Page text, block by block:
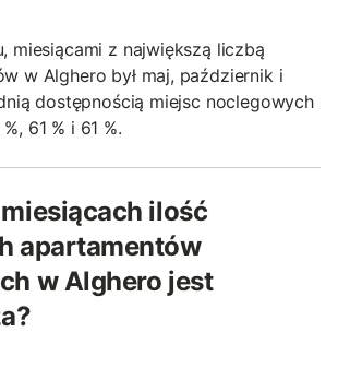
miesiącami z największą liczbą
w Alghero był maj, październik i
dostępnością miejsc noclegowych
61 % i 61 %.
ilość
apartamentów
w Alghero jest